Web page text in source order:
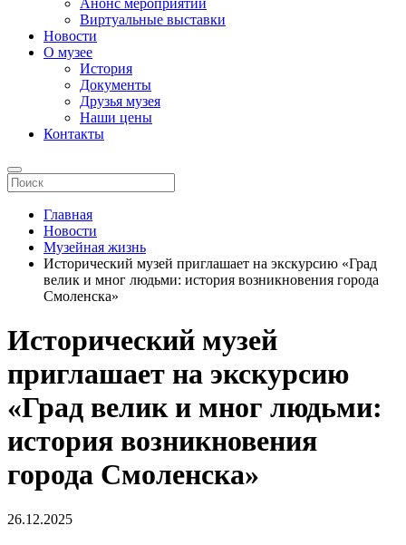
Анонс мероприятий
Виртуальные выставки
Новости
О музее
История
Документы
Друзья музея
Наши цены
Контакты
Главная
Новости
Музейная жизнь
Исторический музей приглашает на экскурсию «Град
велик и мног людьми: история возникновения города
Смоленска»
Исторический музей
приглашает на экскурсию
«Град велик и мног людьми:
история возникновения
города Смоленска»
26.12.2025